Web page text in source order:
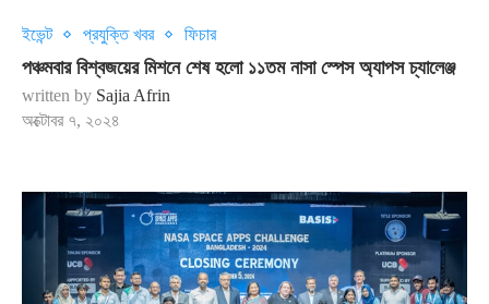
ইভেন্ট প্রযুক্তি খবর ফিচার
পঞ্চমবার বিশ্বজয়ের মিশনে শেষ হলো ১১তম নাসা স্পেস অ্যাপস চ্যালেঞ্জ
written by Sajia Afrin
অক্টোবর ৭, ২০২৪